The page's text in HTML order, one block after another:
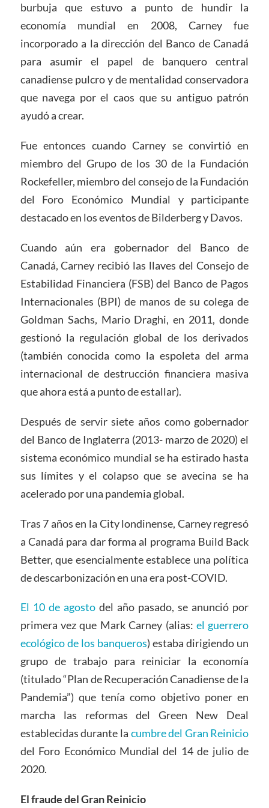
burbuja que estuvo a punto de hundir la
economía mundial en 2008, Carney fue
incorporado a la dirección del Banco de Canadá
para asumir el papel de banquero central
canadiense pulcro y de mentalidad conservadora
que navega por el caos que su antiguo patrón
ayudó a crear.
Fue entonces cuando Carney se convirtió en
miembro del Grupo de los 30 de la Fundación
Rockefeller, miembro del consejo de la Fundación
del Foro Económico Mundial y participante
destacado en los eventos de Bilderberg y Davos.
Cuando aún era gobernador del Banco de
Canadá, Carney recibió las llaves del Consejo de
Estabilidad Financiera (FSB) del Banco de Pagos
Internacionales (BPI) de manos de su colega de
Goldman Sachs, Mario Draghi, en 2011, donde
gestionó la regulación global de los derivados
(también conocida como la espoleta del arma
internacional de destrucción financiera masiva
que ahora está a punto de estallar).
Después de servir siete años como gobernador
del Banco de Inglaterra (2013- marzo de 2020) el
sistema económico mundial se ha estirado hasta
sus límites y el colapso que se avecina se ha
acelerado por una pandemia global.
Tras 7 años en la City londinense, Carney regresó
a Canadá para dar forma al programa Build Back
Better, que esencialmente establece una política
de descarbonización en una era post-COVID.
El 10 de agostodel año pasado, se anunció por
primera vez que Mark Carney (alias: el guerrero
ecológico de los banqueros) estaba dirigiendo un
grupo de trabajo para reiniciar la economía
(titulado “Plan de Recuperación Canadiense de la
Pandemia”) que tenía como objetivo poner en
marcha las reformas del Green New Deal
establecidas durante la cumbre del Gran Reinicio
del Foro Económico Mundial del 14 de julio de
2020.
El fraude del Gran Reinicio